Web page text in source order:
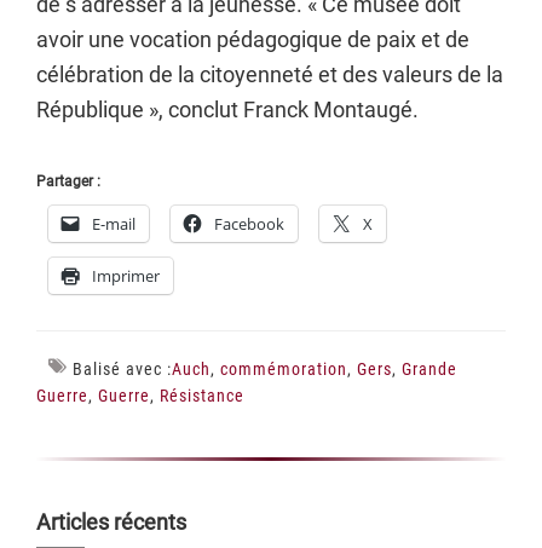
avoir une vocation pédagogique de paix et de
célébration de la citoyenneté et des valeurs de la
République », conclut Franck Montaugé.
Partager :
E-mail Facebook X
Imprimer
Balisé avec :Auch, commémoration, Gers, Grande
Guerre, Guerre, Résistance
Barre
Articles récents